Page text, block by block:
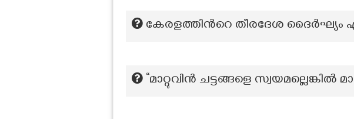
കേരളത്തിന്‍റെ തീരദേശ ദൈര്‍ഘ്യം
“മാറ്റുവിൻ ചട്ടങ്ങളെ